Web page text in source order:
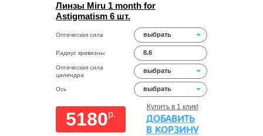
Линзы Miru 1 month for
Astigmatism 6 шт.
Оптическая сила выбрать
Радиус кривизны 8.6
Оптическая сила
цилиндра
выбрать
Ось выбрать
5180p.
Купить в 1 клик!
ДОБАВИТЬ
В КОРЗИНУ